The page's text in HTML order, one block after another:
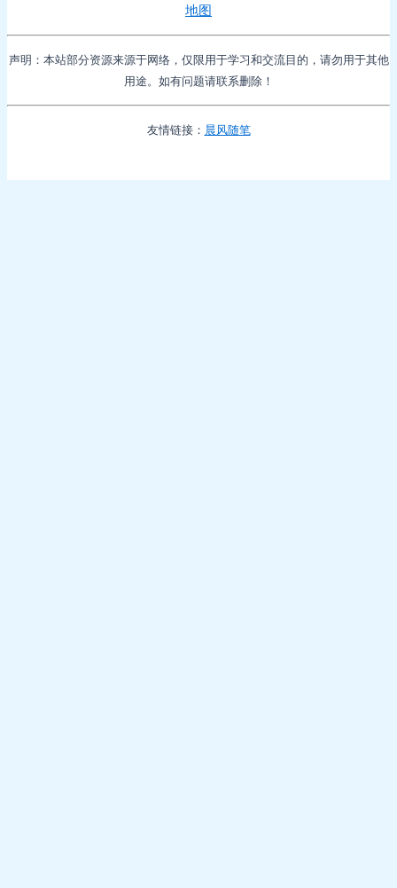
地图
声明：本站部分资源来源于网络，仅限用于学习和交流目的，请勿用于其他
用途。如有问题请联系删除！
友情链接： 晨风随笔